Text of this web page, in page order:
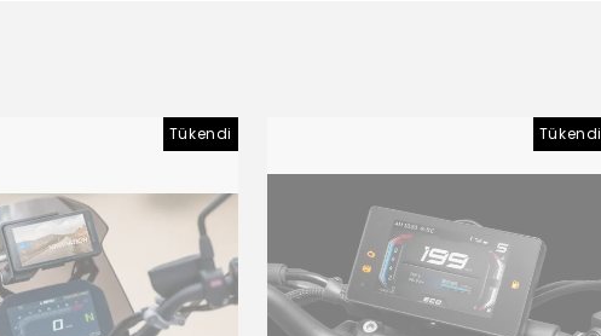
Tükendi Tükendi